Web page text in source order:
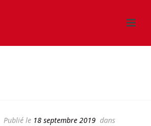
Publié le 18 septembre 2019 dans